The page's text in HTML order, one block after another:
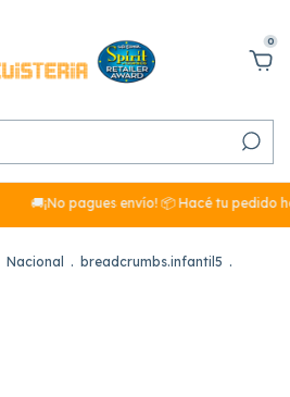
0
🚚¡No pagues envío! 📦 Hacé tu pedido hoy
Nacional . breadcrumbs.infantil5 .